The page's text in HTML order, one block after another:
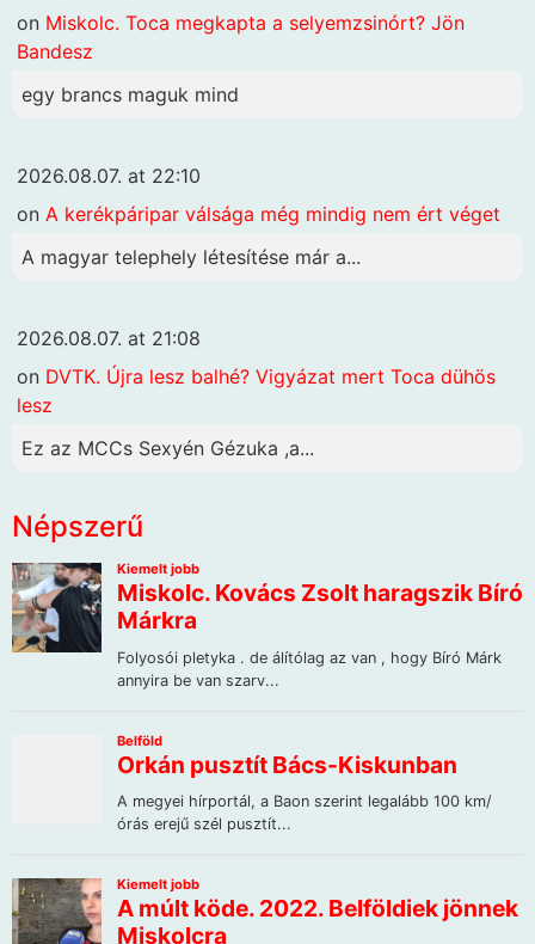
on Miskolc. Toca megkapta a selyemzsinórt? Jön
Bandesz
egy brancs maguk mind
2026.08.07. at 22:10
on A kerékpáripar válsága még mindig nem ért véget
A magyar telephely létesítése már a...
2026.08.07. at 21:08
on DVTK. Újra lesz balhé? Vigyázat mert Toca dühös
lesz
Ez az MCCs Sexyén Gézuka ,a...
Népszerű